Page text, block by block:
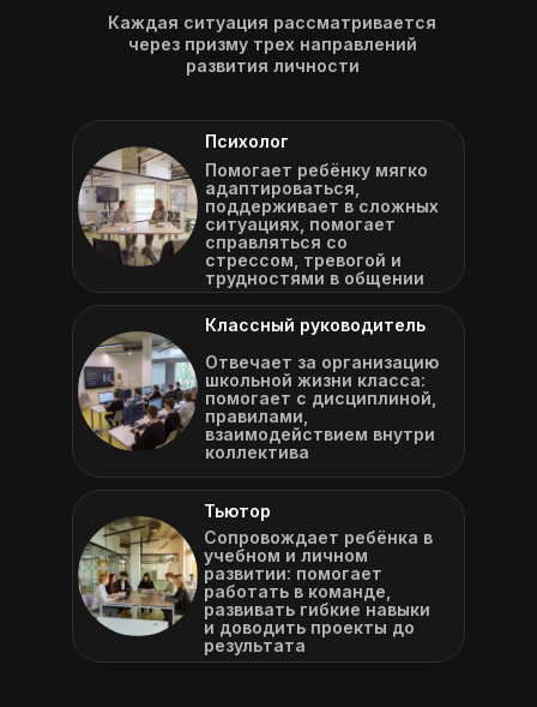
Каждая ситуация рассматривается
через призму трех направлений
развития личности
Тьютор
Сопровождает ребёнка в
учебном и личном
развитии: помогает
работать в команде,
развивать гибкие навыки
и доводить проекты до
результата
Классный руководитель
Отвечает за организацию
школьной жизни класса:
помогает с дисциплиной,
правилами,
взаимодействием внутри
коллектива
Психолог
Помогает ребёнку мягко
адаптироваться,
поддерживает в сложных
ситуациях, помогает
справляться со
стрессом, тревогой и
трудностями в общении